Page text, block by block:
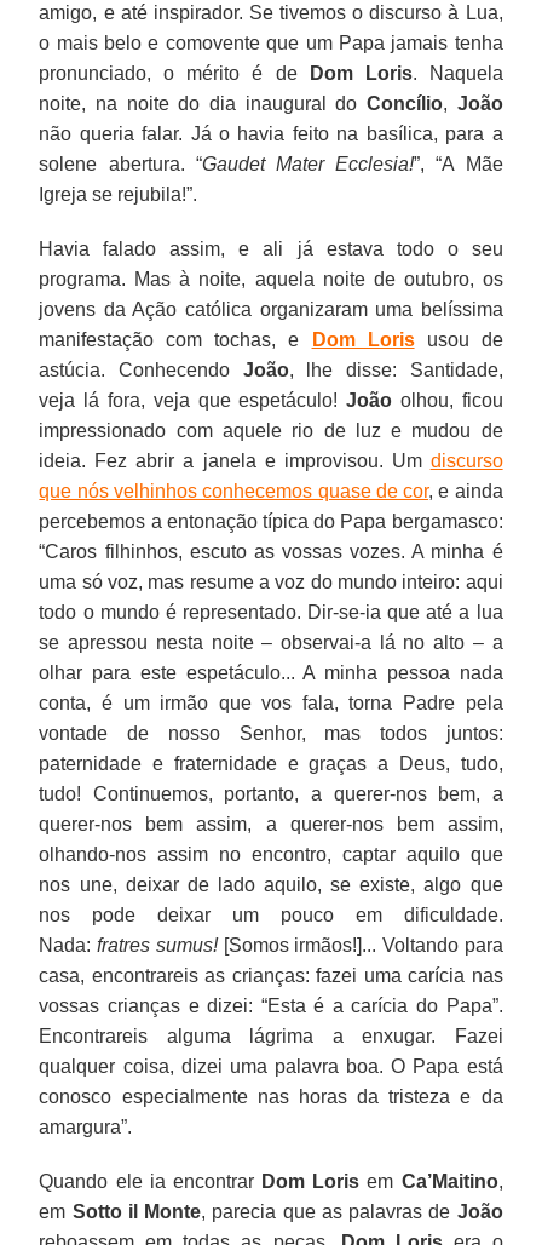
amigo, e até inspirador. Se tivemos o discurso à Lua,
o mais belo e comovente que um Papa jamais tenha
pronunciado, o mérito é de
Dom Loris. Naquela
noite, na noite do dia inaugural do Concílio, João
não queria falar. Já o havia feito na basílica, para a
solene abertura. “Gaudet Mater Ecclesia!”, “A Mãe
Igreja se rejubila!”.
Havia falado assim, e ali já estava todo o seu
programa. Mas à noite, aquela noite de outubro, os
jovens da Ação católica organizaram uma belíssima
manifestação com tochas, e
Dom Lorisusou de
astúcia. Conhecendo João, lhe disse: Santidade,
veja lá fora, veja que espetáculo!João olhou, ficou
impressionado com aquele rio de luz e mudou de
ideia. Fez abrir a janela e improvisou. Um discurso
que nós velhinhos conhecemos quase de cor, e ainda
percebemos a entonação típica do Papa bergamasco:
“Caros filhinhos, escuto as vossas vozes. A minha é
uma só voz, mas resume a voz do mundo inteiro: aqui
todo o mundo é representado. Dir-se-ia que até a lua
se apressou nesta noite – observai-a lá no alto – a
olhar para este espetáculo... A minha pessoa nada
conta, é um irmão que vos fala, torna Padre pela
vontade de nosso Senhor, mas todos juntos:
paternidade e fraternidade e graças a Deus, tudo,
tudo! Continuemos, portanto, a querer-nos bem, a
querer-nos bem assim, a querer-nos bem assim,
olhando-nos assim no encontro, captar aquilo que
nos une, deixar de lado aquilo, se existe, algo que
nos pode deixar um pouco em dificuldade.
Nada:fratres sumus![Somos irmãos!]... Voltando para
casa, encontrareis as crianças: fazei uma carícia nas
vossas crianças e dizei: “Esta é a carícia do Papa”.
Encontrareis alguma lágrima a enxugar. Fazei
qualquer coisa, dizei uma palavra boa. O Papa está
conosco especialmente nas horas da tristeza e da
amargura”.
Quando ele ia encontrar Dom Loris em Ca’Maitino,
em Sotto il Monte, parecia que as palavras de João